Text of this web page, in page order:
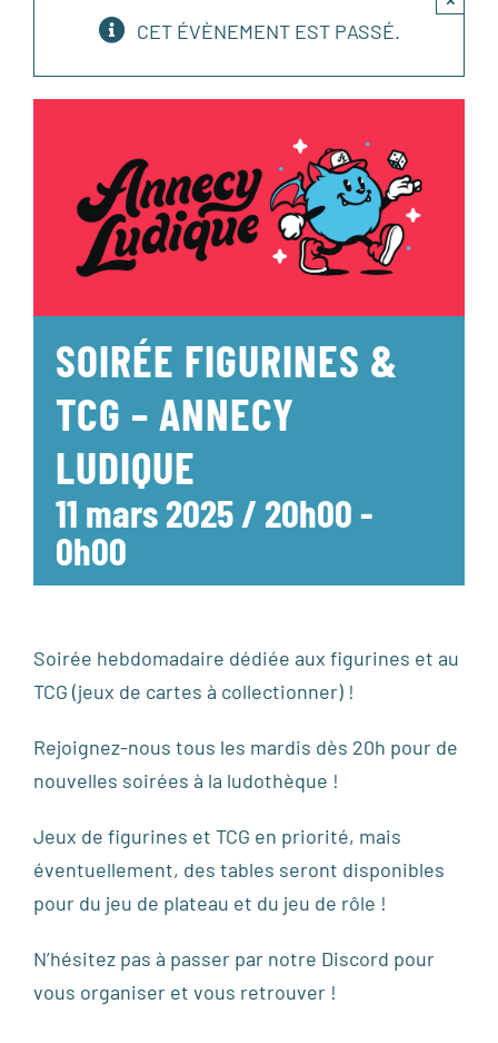
CET ÉVÈNEMENT EST PASSÉ.
SOIRÉE FIGURINES &
TCG – ANNECY
LUDIQUE
11 mars 2025 / 20h00-
0h00
Soirée hebdomadaire dédiée aux figurines et au
TCG (jeux de cartes à collectionner) !
Rejoignez-nous tous les mardis dès 20h pour de
nouvelles soirées à la ludothèque !
Jeux de figurines et TCG en priorité, mais
éventuellement, des tables seront disponibles
pour du jeu de plateau et du jeu de rôle !
N’hésitez pas à passer par notre Discord pour
vous organiser et vous retrouver !